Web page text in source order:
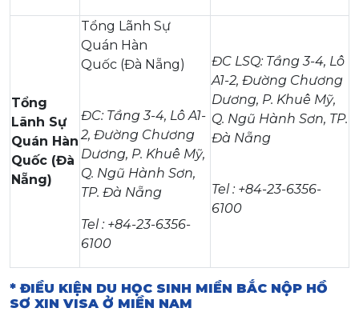
Tổng
Lãnh Sự
Quán Hàn
Quốc (Đà
Nẵng)
Tổng Lãnh Sự
Quán Hàn
Quốc (Đà Nẵng)
ĐC: Tầng 3-4, Lô A1-
2, Đường Chương
Dương, P. Khuê Mỹ,
Q. Ngũ Hành Sơn,
TP. Đà Nẵng
Tel : +84-23-6356-
6100
ĐC LSQ: Tầng 3-4, Lô
A1-2, Đường Chương
Dương, P. Khuê Mỹ,
Q. Ngũ Hành Sơn, TP.
Đà Nẵng
Tel : +84-23-6356-
6100
* ĐIỀU KIỆN DU HỌC SINH MIỀN BẮC NỘP HỒ
SƠ XIN VISA Ở MIỀN NAM